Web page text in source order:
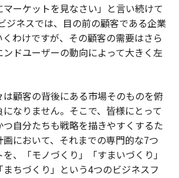
ーケットを見なさい」と言い続けて
ジネスでは、目の前の顧客である企業
わけですが、その顧客の需要はさら
ドユーザーの動向によって大きく左
顧客の背後にある市場そのものを俯
なりません。そこで、皆様にとって
自分たちも戦略を描きやすくするた
において、それまでの専門的な7つ
、「モノづくり」「すまいづくり」
まちづくり」という4つのビジネスフ